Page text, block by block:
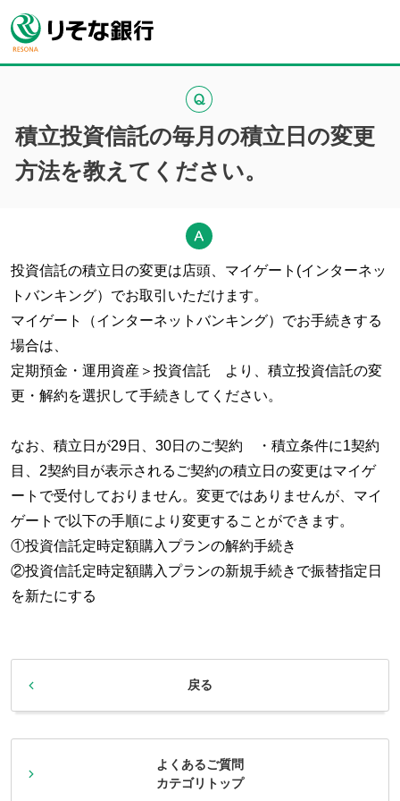
積立投資信託の毎月の積立日の変更
方法を教えてください。
投資信託の積立日の変更は店頭、マイゲート(インターネッ
トバンキング）でお取引いただけます。
マイゲート（インターネットバンキング）でお手続きする
場合は、
定期預金・運用資産＞投資信託 より、積立投資信託の変
更・解約を選択して手続きしてください。
なお、積立日が29日、30日のご契約 ・積立条件に1契約
目、2契約目が表示されるご契約の積立日の変更はマイゲ
ートで受付しておりません。変更ではありませんが、マイ
ゲートで以下の手順により変更することができます。
①投資信託定時定額購入プランの解約手続き
②投資信託定時定額購入プランの新規手続きで振替指定日
を新たにする
戻る
よくあるご質問
カテゴリトップ